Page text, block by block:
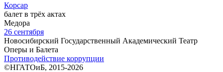
Корсар
балет в трёх актах
Медора
26 сентября
Новосибирский Государственный Академический Театр
Оперы и Балета
Противодействие коррупции
©НГАТОиБ, 2015-2026